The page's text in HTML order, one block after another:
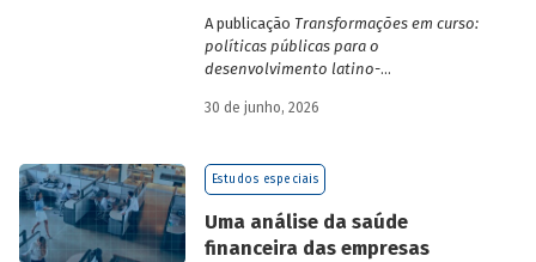
A publicação Transformações em curso:
políticas públicas para o
desenvolvimento latino-
da Escola de Governo e Desenvolvimento
30 de junho, 2026
Estudos especiais
Uma análise da saúde
financeira das empresas